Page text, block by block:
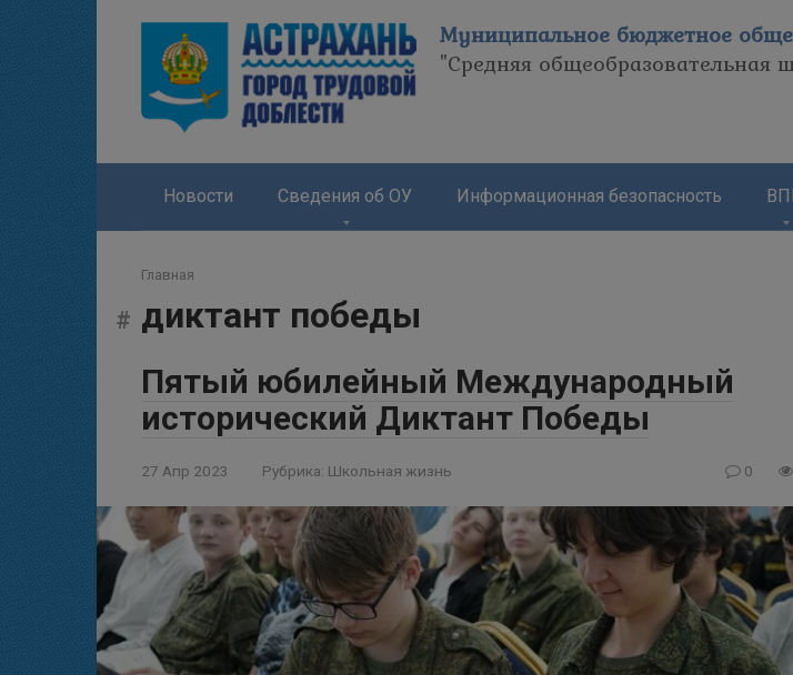
Муниципальное бюджетное
"Средняя
Новости Сведения об ОУ Информационная безопасность
Главная
диктант победы
Пятый юбилейный Международный
исторический Диктант Победы
27 Апр 2023 Рубрика: Школьная жизнь 0